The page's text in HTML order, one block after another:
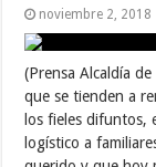
noviembre 2, 2018
(Prensa Alcaldía
que se tienden a
los fieles difuntos,
logístico a